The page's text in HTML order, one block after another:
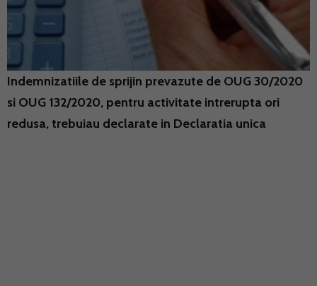
Indemnizatiile de sprijin prevazute de OUG 30/2020
si OUG 132/2020, pentru activitate intrerupta ori
redusa, trebuiau declarate in Declaratia unica